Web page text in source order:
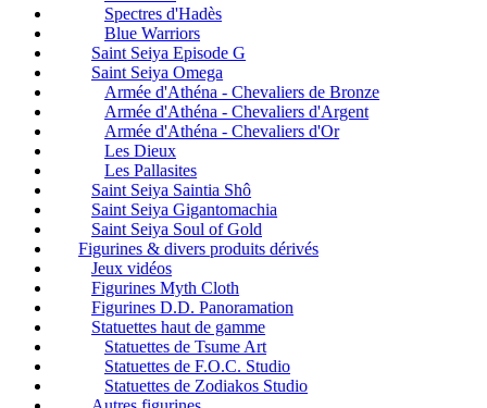
Spectres d'Hadès
Blue Warriors
Saint Seiya Episode G
Saint Seiya Omega
Armée d'Athéna - Chevaliers de Bronze
Armée d'Athéna - Chevaliers d'Argent
Armée d'Athéna - Chevaliers d'Or
Les Dieux
Les Pallasites
Saint Seiya Saintia Shô
Saint Seiya Gigantomachia
Saint Seiya Soul of Gold
Figurines & divers produits dérivés
Jeux vidéos
Figurines Myth Cloth
Figurines D.D. Panoramation
Statuettes haut de gamme
Statuettes de Tsume Art
Statuettes de F.O.C. Studio
Statuettes de Zodiakos Studio